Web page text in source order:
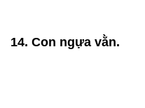
14. Con ngựa vằn.